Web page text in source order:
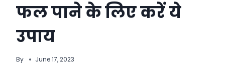
फल पाने के लिए करें ये
उपाय
By June 17, 2023